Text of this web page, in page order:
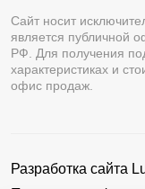
Сайт носит
является публичной
РФ. Для получения
характеристиках и
офис продаж.
Разработка сайта